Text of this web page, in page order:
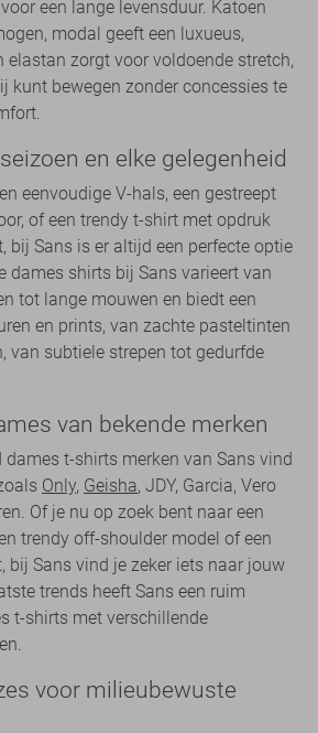
een lange levensduur. Katoen
modal geeft een luxueus,
elastan zorgt voor voldoende stretch,
kunt bewegen zonder concessies te
en elke gelegenheid
eenvoudige V-hals, een gestreept
of een trendy t-shirt met opdruk
bij Sans is er altijd een perfecte optie
dames shirts bij Sans varieert van
tot lange mouwen en biedt een
en prints, van zachte pasteltinten
van subtiele strepen tot gedurfde
van bekende merken
t-shirts merken van Sans vind
Only, Geisha, JDY, Garcia, Vero
Of je nu op zoek bent naar een
trendy off-shoulder model of een
bij Sans vind je zeker iets naar jouw
trends heeft Sans een ruim
t-shirts met verschillende
voor milieubewuste